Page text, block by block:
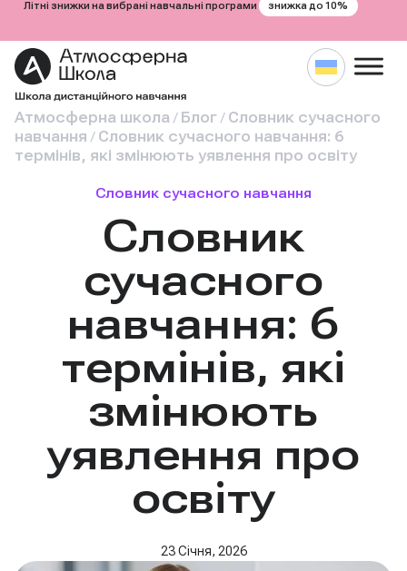
Літні знижки на вибрані навчальні програми знижка до 10%
Атмосферна школа / Блог / Словник сучасного
навчання / Словник сучасного навчання: 6
термінів, які змінюють уявлення про освіту
Словник сучасного навчання
Словник
сучасного
навчання: 6
термінів, які
змінюють
уявлення про
освіту
23 Січня, 2026